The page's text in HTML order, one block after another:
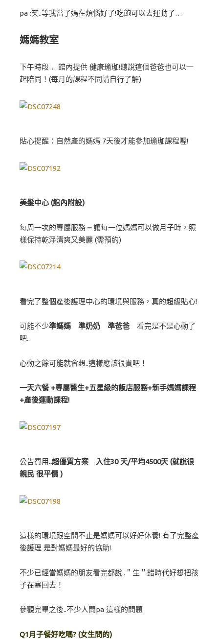
pa :笑..等我當了媽在煩惱好了!吃飽可以去運動了…
媽媽教室
下午時段… 館內提供 健康瑜珈!聽說這個爸爸也可以一
起陪同！(每月的課程不同請自行了解)
貼心提醒：自然產的媽媽 7天後才能參加瑜珈課程喔!
美髮中心 (館內附設)
每周一次的專屬服務 –讓每一位媽媽可以做月子時，照
樣保持乾淨清爽又美麗 (需預約)
看完了整個產後護理中心的環境與服務，真的超級貼心!
可能不少準媽媽 準奶奶 準爸爸 看完是不是心動了
吧..
心動之餘可能就會想..這樣應該很貴吧！
一天六餐 +專屬醫生+五星級的飯店服務+新手媽媽課程
+產後運動課程!
公告費用..超優質方案 入住30 天/平均4500天 (就說很
親民 很平價 )
這樣的環境跟空間不止是媽媽可以好好休養! 有了完整產
後護理 是對媽媽最好的協助!
不少已經當媽媽的朋友看完都說..＂生＂錯時代好想把孩
子在塞回去！
參觀完畢之後..不少人問pa 這樣的問題
Q1月子餐好吃嗎? (女生問的)